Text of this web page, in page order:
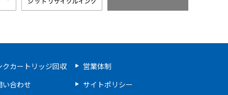
クカートリッジ回収
営業体制
い合わせ
サイトポリシー